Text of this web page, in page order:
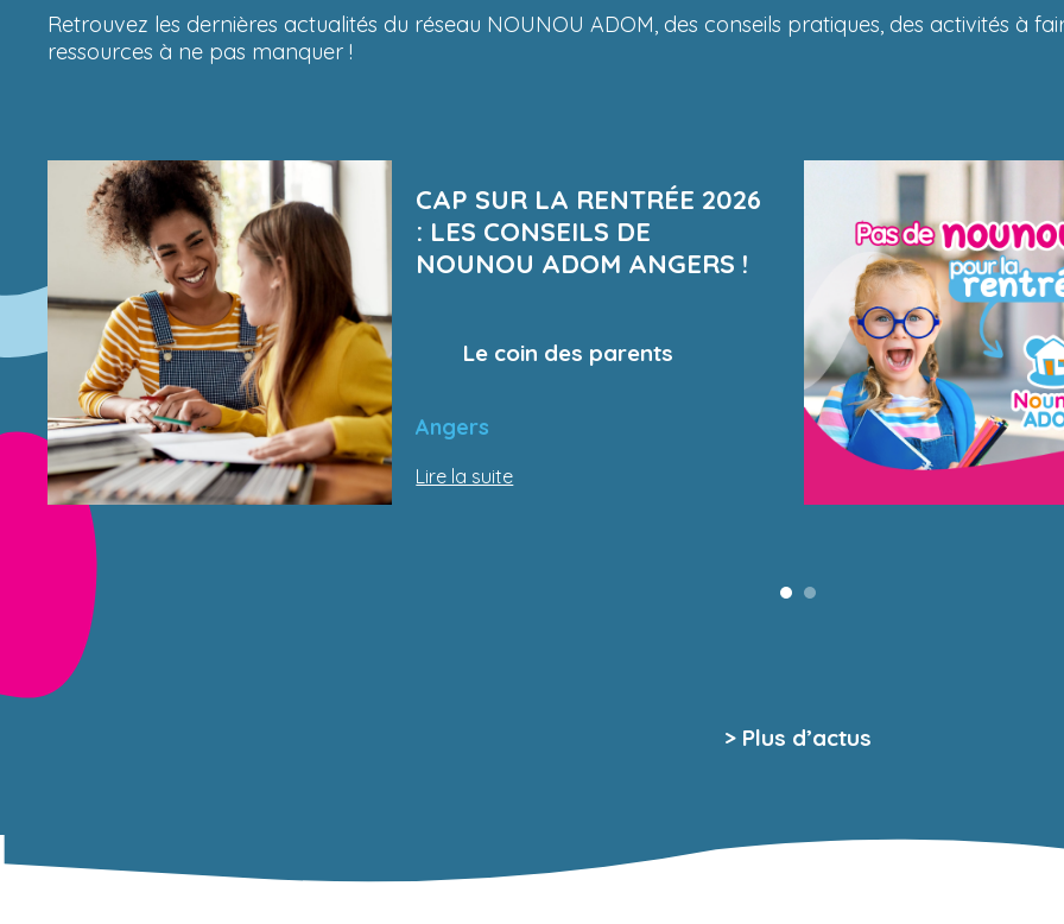
Retrouvez les dernières actualités du réseau NOUNOU ADOM, des conseils pratiques, des activités à
ressources à ne pas manquer !
CAP SUR LA RENTRÉE 2026
: LES CONSEILS DE
NOUNOU ADOM ANGERS !
Le coin des parents
Angers
Lire la suite
> Plus d’actus